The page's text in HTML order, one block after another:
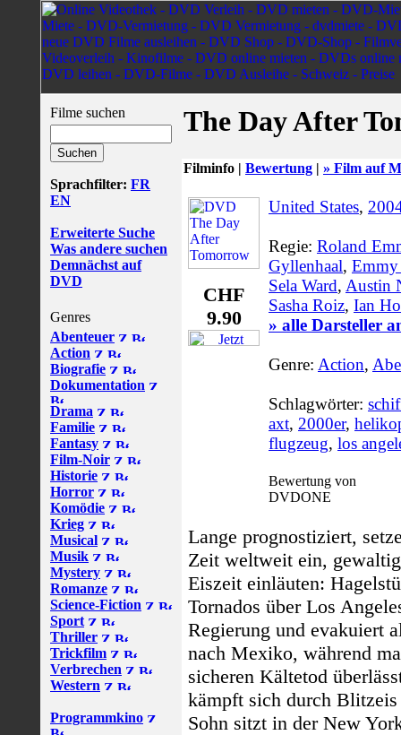
Filme suchen
Sprachfilter: FR
EN
Erweiterte Suche
Was andere suchen
Demnächst auf
DVD
Genres
Abenteuer
Action
Biografie
Dokumentation
Drama
Familie
Fantasy
Film-Noir
Historie
Horror
Komödie
Krieg
Musical
Musik
Mystery
Romanze
Science-Fiction
Sport
Thriller
Trickfilm
Verbrechen
Western
Programmkino
The Day After
Filminfo | Bewertung | » Film auf
CHF
9.90
United States,
Regie: Roland
Gyllenhaal, Emmy
Sela Ward, Austin
Sasha Roiz, Ian
» alle Darsteller
Genre: Action,
Schlagwörter:
axt, 2000er,
flugzeug, los
Bewertung von
DVDONE
Lange prognostiziert,
Zeit weltweit ein,
Eiszeit einläuten:
Tornados über Los
Regierung und evakuiert
nach Mexiko, während
sicheren Kältetod
kämpft sich durch Blitzeis
Sohn sitzt in der New